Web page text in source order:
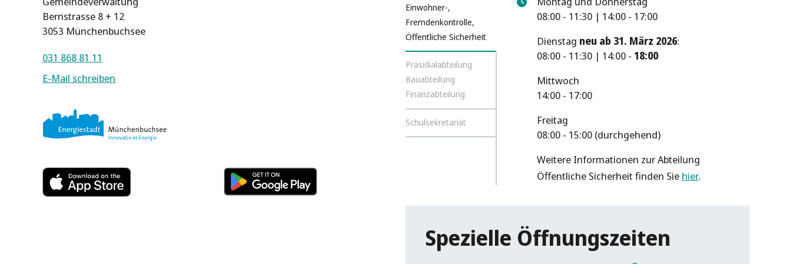
Bernstrasse 8 + 12
3053 Münchenbuchsee
031 868 81 11
E-Mail schreiben
Einwohner-,
Fremdenkontrolle,
Öffentliche Sicherheit
Präsidialabteilung
Bauabteilung
Finanzabteilung
Schulsekretariat
08:00 - 11:30 | 14:00 - 17:00
Dienstag neu ab 31. März 2026:
08:00 - 11:30 | 14:00 -18:00
Mittwoch
14:00 - 17:00
Freitag
08:00 - 15:00 (durchgehend)
Weitere Informationen zur Abteilung
Öffentliche Sicherheit finden Siehier.
Spezielle Öffnungszeiten